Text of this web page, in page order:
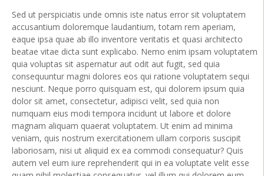
Sed ut perspiciatis unde omnis iste natus error sit voluptatem
accusantium doloremque laudantium, totam rem aperiam,
eaque ipsa quae ab illo inventore veritatis et quasi architecto
beatae vitae dicta sunt explicabo. Nemo enim ipsam voluptatem
quia voluptas sit aspernatur aut odit aut fugit, sed quia
consequuntur magni dolores eos qui ratione voluptatem sequi
nesciunt. Neque porro quisquam est, qui dolorem ipsum quia
dolor sit amet, consectetur, adipisci velit, sed quia non
numquam eius modi tempora incidunt ut labore et dolore
magnam aliquam quaerat voluptatem. Ut enim ad minima
veniam, quis nostrum exercitationem ullam corporis suscipit
laboriosam, nisi ut aliquid ex ea commodi consequatur? Quis
autem vel eum iure reprehenderit qui in ea voluptate velit esse